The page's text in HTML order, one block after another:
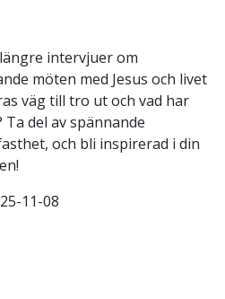
intervjuer om
möten med Jesus och livet
väg till tro ut och vad har
del av spännande
och bli inspirerad i din
11-08